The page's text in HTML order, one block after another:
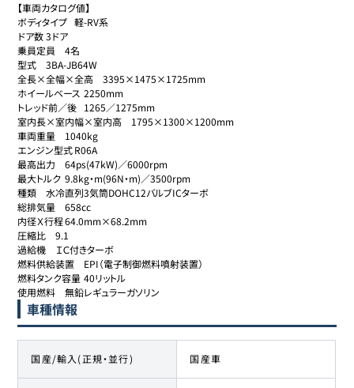
【車両カタログ値】
ボディタイプ	軽-RV系
ドア数	3ドア
乗員定員	4名
型式	3BA-JB64W
全長×全幅×全高	3395×1475×1725mm
ホイールベース	2250mm
トレッド前／後	1265／1275mm
室内長×室内幅×室内高	1795×1300×1200mm
車両重量	1040kg
エンジン型式	R06A
最高出力	64ps(47kW)／6000rpm
最大トルク	9.8kg・m(96N・m)／3500rpm
種類	水冷直列3気筒DOHC12バルブICターボ
総排気量	658cc
内径Ｘ行程	64.0mm×68.2mm
圧縮比	9.1
過給機	ＩＣ付きターボ
燃料供給装置	EPI（電子制御燃料噴射装置）
燃料タンク容量	40リットル
使用燃料	無鉛レギュラーガソリン
車種情報
国産/輸入(正規・並行) 国産車